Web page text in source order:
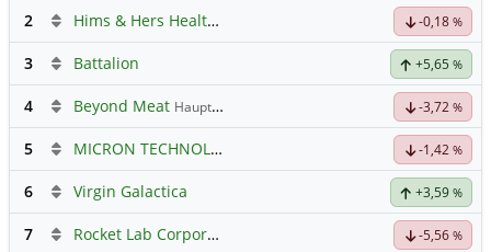
2 Hims & Hers Health Registered (A) Hauptdiskussion-0,18 %
3 Battalion +5,65 %
4 Beyond Meat Hauptdiskussion -3,72 %
5 MICRON TECHNOLOGY -1,42 %
6 Virgin Galactica +3,59 %
7 Rocket Lab Corporation Registered Shs Hauptdiskussion
-5,56 %